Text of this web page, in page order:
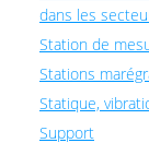
dans les
Station de
Stations
Statique,
Support